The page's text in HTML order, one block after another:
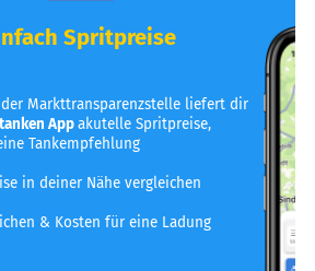
Spritpreise
Markttransparenzstelle liefert dir
Appakutelle Spritpreise,
Tankempfehlung
in deiner Nähe vergleichen
& Kosten für eine Ladung